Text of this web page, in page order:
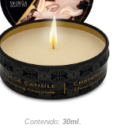
Contenido: 30ml.